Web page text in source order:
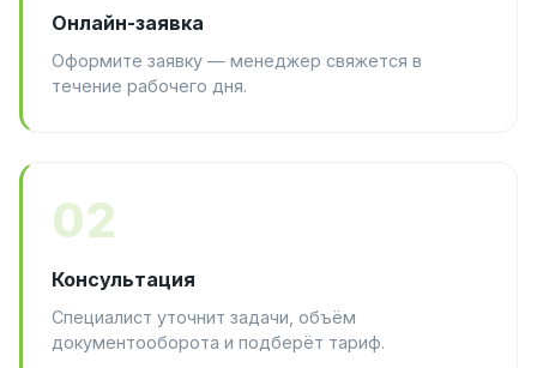
Онлайн-заявка
Оформите заявку — менеджер свяжется в
течение рабочего дня.
02
Консультация
Специалист уточнит задачи, объём
документооборота и подберёт тариф.